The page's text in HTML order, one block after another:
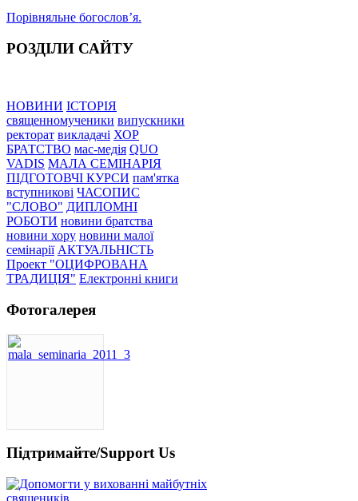
Порівняльне богословʼя.
РОЗДІЛИ САЙТУ
НОВИНИ ІСТОРІЯ
священномученики випускники
ректорат викладачі ХОР
БРАТСТВО мас-медія QUO
VADIS МАЛА СЕМІНАРІЯ
ПІДГОТОВЧІ КУРСИ пам'ятка
вступникові ЧАСОПИС
"СЛОВО" ДИПЛОМНІ
РОБОТИ новини братства
новини хору новини малої
семінарії АКТУАЛЬНІСТЬ
Проект "ОЦИФРОВАНА
ТРАДИЦІЯ" Електронні книги
Фотогалерея
Підтримайте/Support Us